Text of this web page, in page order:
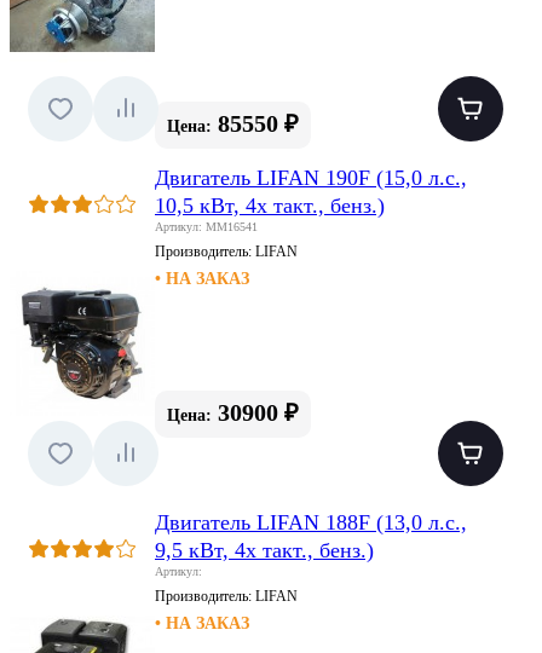
Цена: 85550 ₽
Двигатель LIFAN 190F (15,0 л.с.,
10,5 кВт, 4х такт., бенз.)
Артикул: MM16541
Производитель: LIFAN
• НА ЗАКАЗ
Цена: 30900 ₽
Двигатель LIFAN 188F (13,0 л.с.,
9,5 кВт, 4х такт., бенз.)
Артикул:
Производитель: LIFAN
• НА ЗАКАЗ